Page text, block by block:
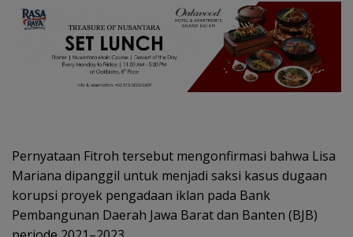
Pernyataan Fitroh tersebut mengonfirmasi bahwa Lisa
Mariana dipanggil untuk menjadi saksi kasus dugaan
korupsi proyek pengadaan iklan pada Bank
Pembangunan Daerah Jawa Barat dan Banten (BJB)